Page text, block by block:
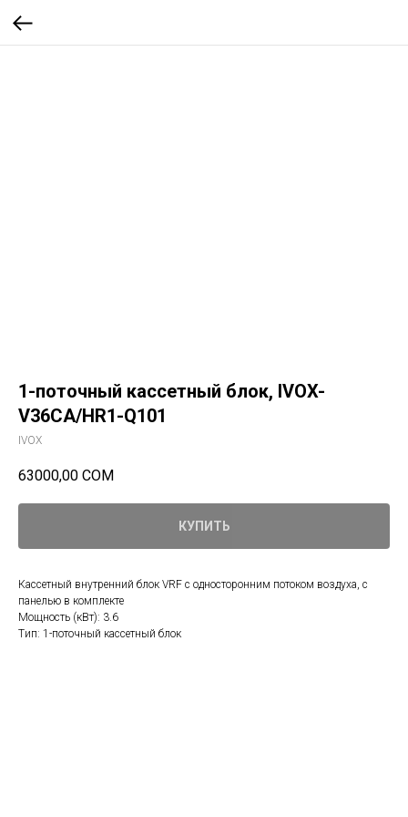
1-поточный кассетный блок, IVOX-
V36CA/HR1-Q101
IVOX
63000,00 СОМ
КУПИТЬ
Кассетный внутренний блок VRF с односторонним потоком воздуха, с
панелью в комплекте
Мощность (кВт): 3.6
Tип: 1-поточный кассетный блок